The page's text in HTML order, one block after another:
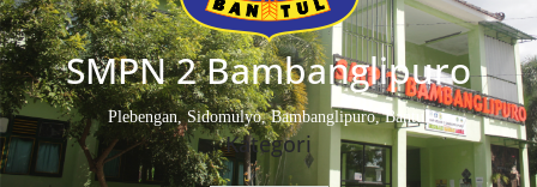
SMPN 2 Bambanglipuro
Plebengan, Sidomulyo, Bambanglipuro, Bantul
Kategori